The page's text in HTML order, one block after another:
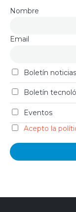
Nombre
Email
Boletín noticias
Boletín
Eventos
Acepto la